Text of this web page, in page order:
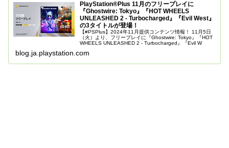
PlayStation®Plus 11月のフリープレイに
『Ghostwire: Tokyo』『HOT WHEELS
UNLEASHED 2 - Turbocharged』『Evil West』
の3タイトルが登場！
【#PSPlus】2024年11月提供コンテンツ情報！ 11月5日
（火）より、フリープレイに『Ghostwire: Tokyo』『HOT
WHEELS UNLEASHED 2 - Turbocharged』『Evil W
blog.ja.playstation.com